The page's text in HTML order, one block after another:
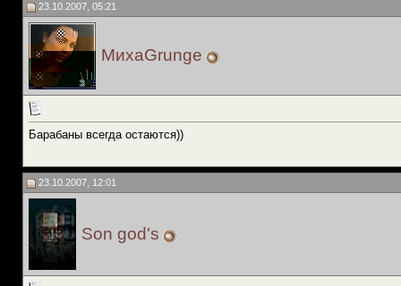
23.10.2007, 05:21
МихаGrunge
Барабаны всегда остаются))
23.10.2007, 12:01
Son god's